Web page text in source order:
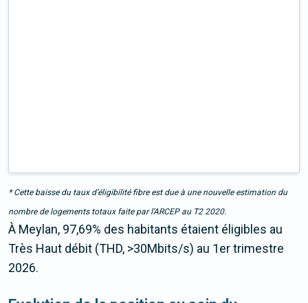
* Cette baisse du taux d’éligibilité fibre est due à une nouvelle estimation du
nombre de logements totaux faite par l’ARCEP au T2 2020.
À Meylan, 97,69% des habitants étaient éligibles au
Très Haut débit (THD, >30Mbits/s) au 1er trimestre
2026.